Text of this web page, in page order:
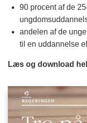
90 procent af de
andelen af de
til en uddannelse
Læs og download